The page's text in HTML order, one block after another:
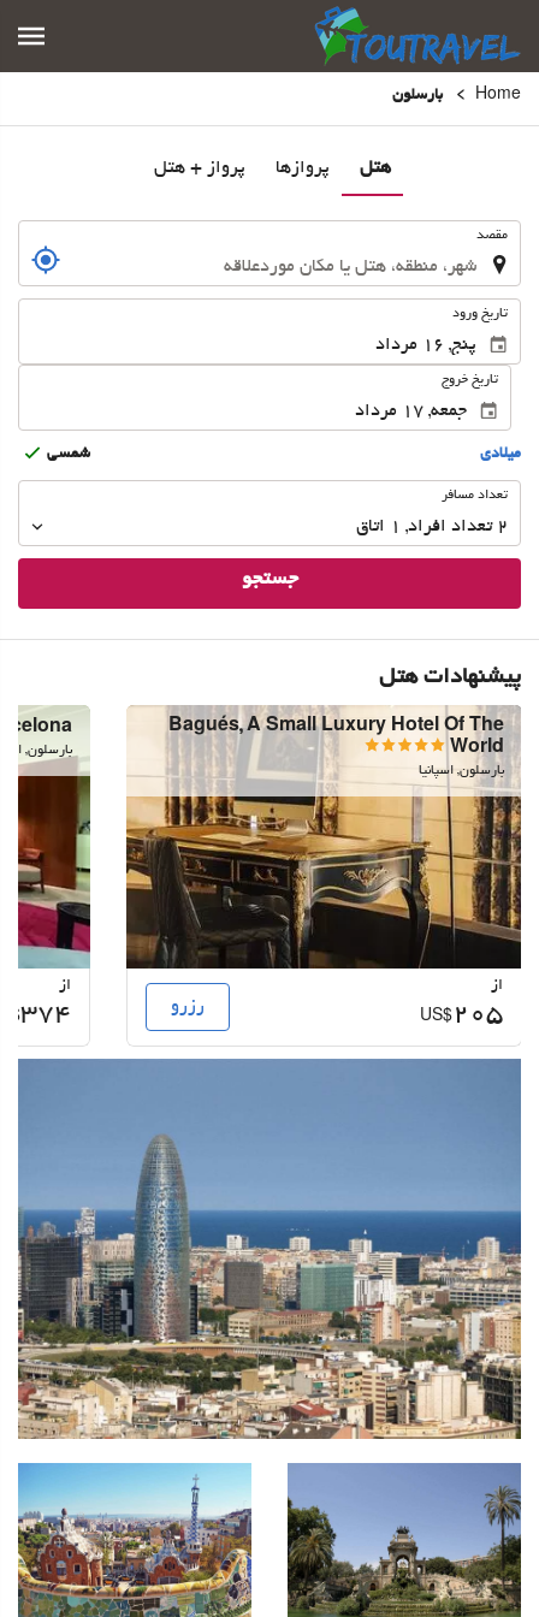
Home بارسلون
هتل پروازها پرواز + هتل
مقصد
تاریخ ورود
تاریخ خروج
ميلادى شمسى
تعداد
تعداد مسافر
2 تعداد افراد ,
1 اتاق
جستجو
پیشنهادات هتل
Bagués, A Small Luxury Hotel Of The
World
بارسلون, اسپانیا
از
US$205 رزرو
بارسلون,
از
374